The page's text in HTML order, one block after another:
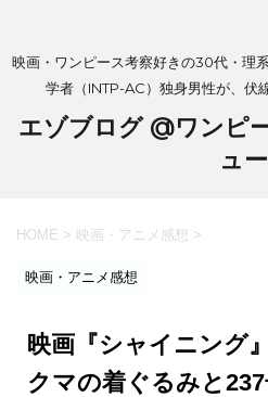
映画・ワンピース考察好きの30代・理
学者（INTP-AC）独身男性が、伏
エゾブログ @ワンピ
ュー
HOME > 映画・アニメ感想 >
映画・アニメ感想
映画『シャイニング
クマの着ぐるみと